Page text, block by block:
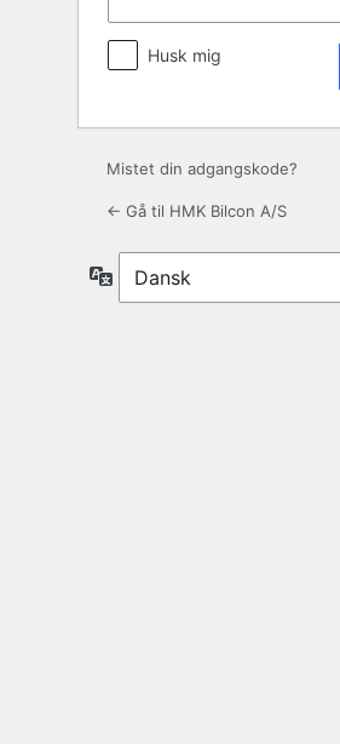
Husk mig
Mistet din adgangskode?
← Gå til HMK Bilcon A/S
Sprog